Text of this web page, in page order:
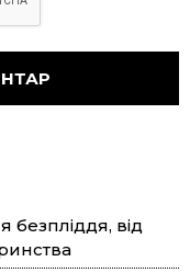
безпліддя, від